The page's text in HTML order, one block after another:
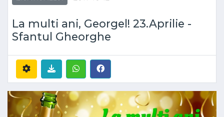
La multi ani, Georgel! 23.Aprilie -
Sfantul Gheorghe